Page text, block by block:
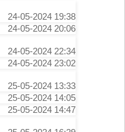
24-05-2024 19:38
24-05-2024 20:06
24-05-2024 22:34
24-05-2024 23:02
25-05-2024 13:33
25-05-2024 14:05
25-05-2024 14:47